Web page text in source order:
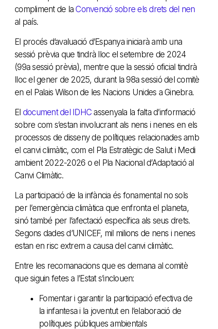
compliment de laConvenció sobre els drets del nen
al país.
El procés d’avaluació d’Espanya iniciarà amb una
sessió prèvia que tindrà lloc el setembre de 2024
(99a sessió prèvia), mentre que la sessió oficial tindrà
lloc el gener de 2025, durant la 98a sessió del comitè
en el Palais Wilson de les Nacions Unides a Ginebra.
El document del IDHCassenyala la falta d’informació
sobre com s’estan involucrant als nens i nenes en els
processos de disseny de polítiques relacionades amb
el canvi climàtic, com el Pla Estratègic de Salut i Medi
ambient 2022-2026 o el Pla Nacional d’Adaptació al
Canvi Climàtic.
La participació de la infància és fonamental no sols
per l’emergència climàtica que enfronta el planeta,
sinó també per l’afectació específica als seus drets.
Segons dades d’UNICEF, mil milions de nens i nenes
estan en risc extrem a causa del canvi climàtic.
Entre les recomanacions que es demana al comitè
que siguin fetes a l’Estat s’inclouen:
Fomentar i garantir la participació efectiva de
la infantesa i la joventut en l’elaboració de
polítiques públiques ambientals